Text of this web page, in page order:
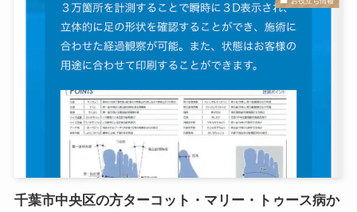
千葉市中央区の方ターコット・マリー・トゥース病か